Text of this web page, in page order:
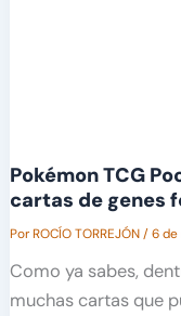
Pokémon TCG
cartas de genes
PorROCÍO TORREJÓN/6
Como ya sabes,
muchas cartas que